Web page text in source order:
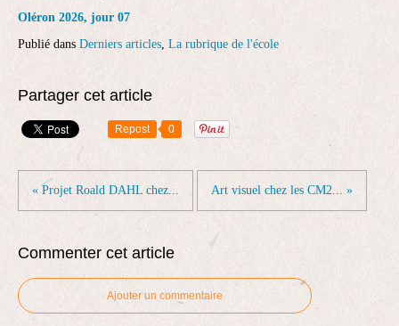
Oléron 2026, jour 07
Publié dans Derniers articles, La rubrique de l'école
Partager cet article
Repost 0
« Projet Roald DAHL chez... Art visuel chez les CM2... »
Commenter cet article
Ajouter un commentaire